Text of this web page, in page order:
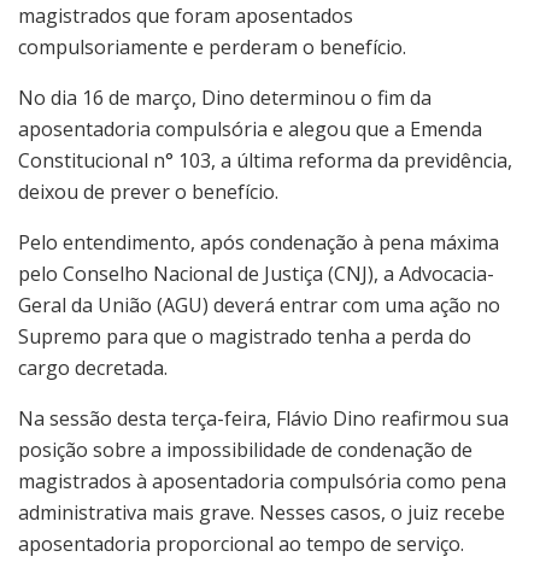
magistrados que foram aposentados
compulsoriamente e perderam o benefício.
No dia 16 de março, Dino determinou o fim da
aposentadoria compulsória e alegou que a Emenda
Constitucional n° 103, a última reforma da previdência,
deixou de prever o benefício.
Pelo entendimento, após condenação à pena máxima
pelo Conselho Nacional de Justiça (CNJ), a Advocacia-
Geral da União (AGU) deverá entrar com uma ação no
Supremo para que o magistrado tenha a perda do
cargo decretada.
Na sessão desta terça-feira, Flávio Dino reafirmou sua
posição sobre a impossibilidade de condenação de
magistrados à aposentadoria compulsória como pena
administrativa mais grave. Nesses casos, o juiz recebe
aposentadoria proporcional ao tempo de serviço.